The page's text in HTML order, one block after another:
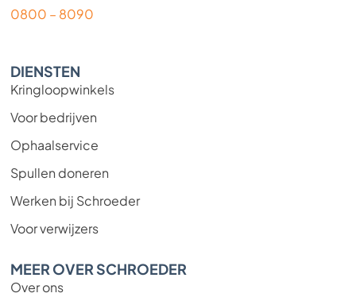
0800 – 8090
DIENSTEN
Kringloopwinkels
Voor bedrijven
Ophaalservice
Spullen doneren
Werken bij Schroeder
Voor verwijzers
MEER OVER SCHROEDER
Over ons